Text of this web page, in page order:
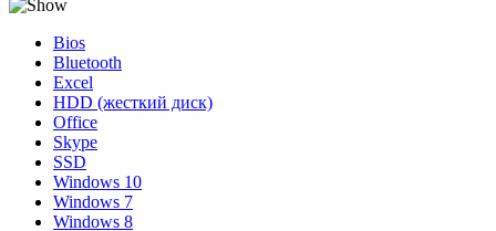
Bios
Bluetooth
Excel
HDD (жесткий диск)
Office
Skype
SSD
Windows 10
Windows 7
Windows 8